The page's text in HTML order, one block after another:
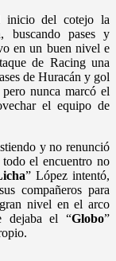
inicio del cotejo la
buscando pases y
en un buen nivel e
de Racing una
de Huracán y gol
nunca marcó el
el equipo de
y no renunció
el encuentro no
” López intentó,
compañeros para
nivel en el arco
dejaba el “Globo”